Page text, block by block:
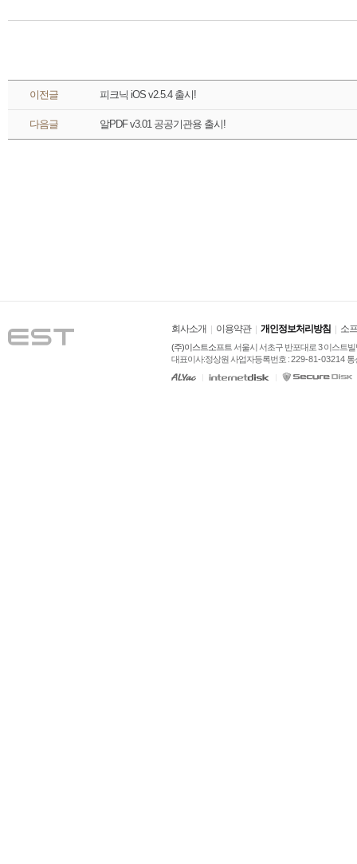
이전글 피크닉 iOS v2.5.4 출시!
다음글 알PDF v3.01 공공기관용 출시!
회사소개 이용약관 개인정보처리방침 소
(주)이스트소프트 서울시 서초구 반포대로 3 이스트빌
대표이사:정상원 사업자등록번호 : 229-81-03214 통